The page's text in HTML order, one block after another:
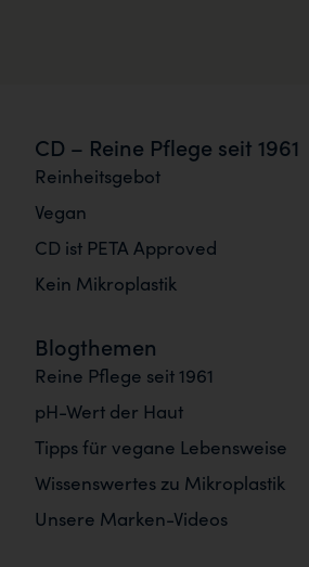
CD – Reine Pflege seit 1961
Reinheitsgebot
Vegan
CD ist PETA Approved
Kein Mikroplastik
Blogthemen
Reine Pflege seit 1961
pH-Wert der Haut
Tipps für vegane Lebensweise
Wissenswertes zu Mikroplastik
Unsere Marken-Videos